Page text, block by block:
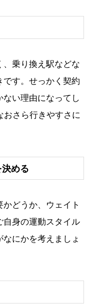
乗り換え駅などな
す。せっかく契約
い理由になってし
おさら行きやすさに
める
どうか、ウェイト
自身の運動スタイル
にかを考えましょ